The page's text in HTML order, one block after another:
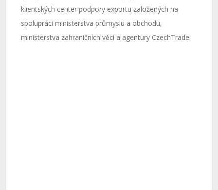
klientských center podpory exportu založených na
spolupráci ministerstva průmyslu a obchodu,
ministerstva zahraničních věcí a agentury CzechTrade.